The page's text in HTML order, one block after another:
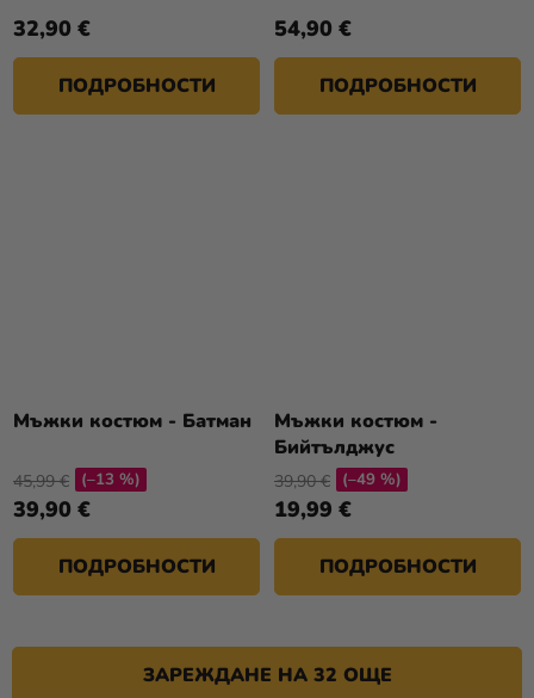
32,90 €
ПОДРОБНОСТИ
54,90 €
ПОДРОБНОСТИ
Мъжки костюм - Батман
39,90 €
45,99 € (–13 %)
ПОДРОБНОСТИ
Мъжки костюм -
Бийтълджус
19,99 €
39,90 € (–49 %)
ПОДРОБНОСТИ
ЗАРЕЖДАНЕ НА 32 ОЩЕ